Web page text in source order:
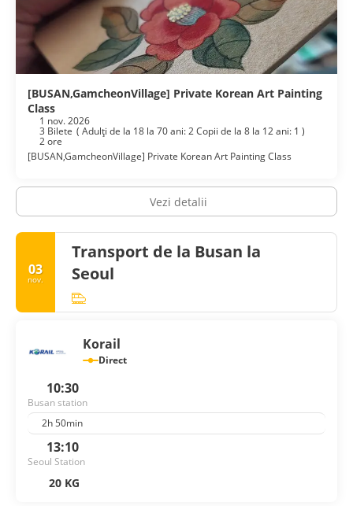
[BUSAN,GamcheonVillage] Private Korean Art Painting
Class
1 nov. 2026
3 Bilete ( Adulţi de la 18 la 70 ani: 2Copii de la 8 la 12 ani: 1 )
2 ore
[BUSAN,GamcheonVillage] Private Korean Art Painting Class
Vezi detalii
03
nov.
Transport de la Busan la
Seoul
Korail
Direct
10:30
Busan station
2h 50min
13:10
Seoul Station
20 KG